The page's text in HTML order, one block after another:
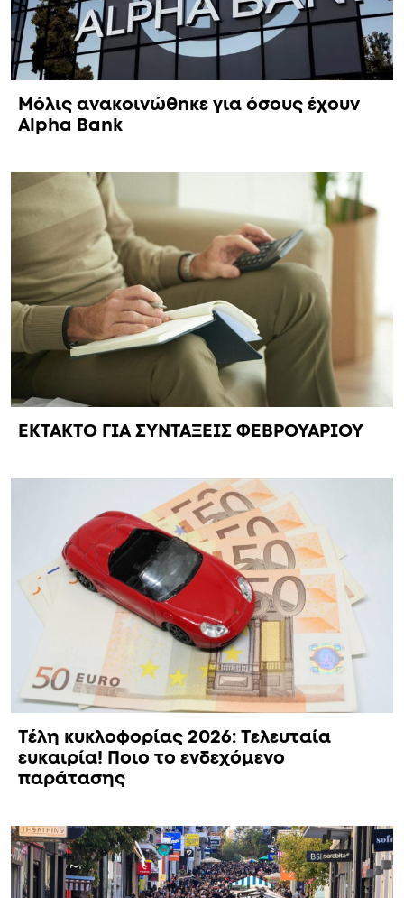
Μόλις ανακοινώθnκε για όσους έχουν
Alpha Bank
EKTAKTO ΓΙΑ ΣΥΝΤΑΞΕΙΣ ΦΕΒΡΟΥΑΡΙΟΥ
Τέλη κυκλοφορίας 2026: Τελευταία
ευκαιρία! Ποιο το ενδεχόμενο
παράτασης